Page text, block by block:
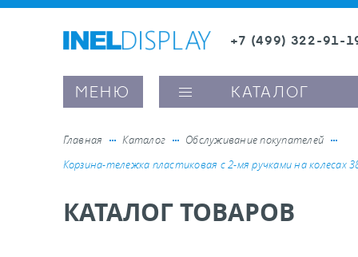
+7 (499) 322-91-
МЕНЮ КАТАЛОГ
Главная Каталог
Обслуживание покупателей
Корзина-тележка пластиковая с 2-мя ручками на колесах
КАТАЛОГ ТОВАРОВ